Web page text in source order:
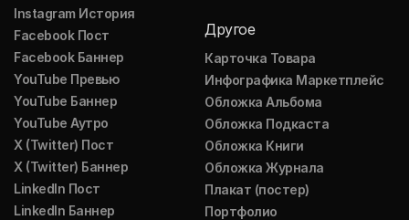
Instagram История
Facebook Пост
Facebook Баннер
YouTube Превью
YouTube Баннер
YouTube Аутро
X (Twitter) Пост
X (Twitter) Баннер
LinkedIn Пост
LinkedIn Баннер
Другое
Карточка Товара
Инфографика Маркетплейс
Обложка Альбома
Обложка Подкаста
Обложка Книги
Обложка Журнала
Плакат (постер)
Портфолио